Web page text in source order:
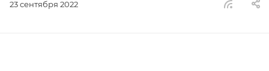
23 сентября 2022